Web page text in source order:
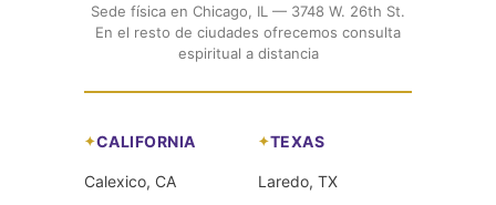
Sede física en Chicago, IL — 3748 W. 26th St.
En el resto de ciudades ofrecemos consulta
espiritual a distancia
CALIFORNIA
Calexico, CA
TEXAS
Laredo, TX